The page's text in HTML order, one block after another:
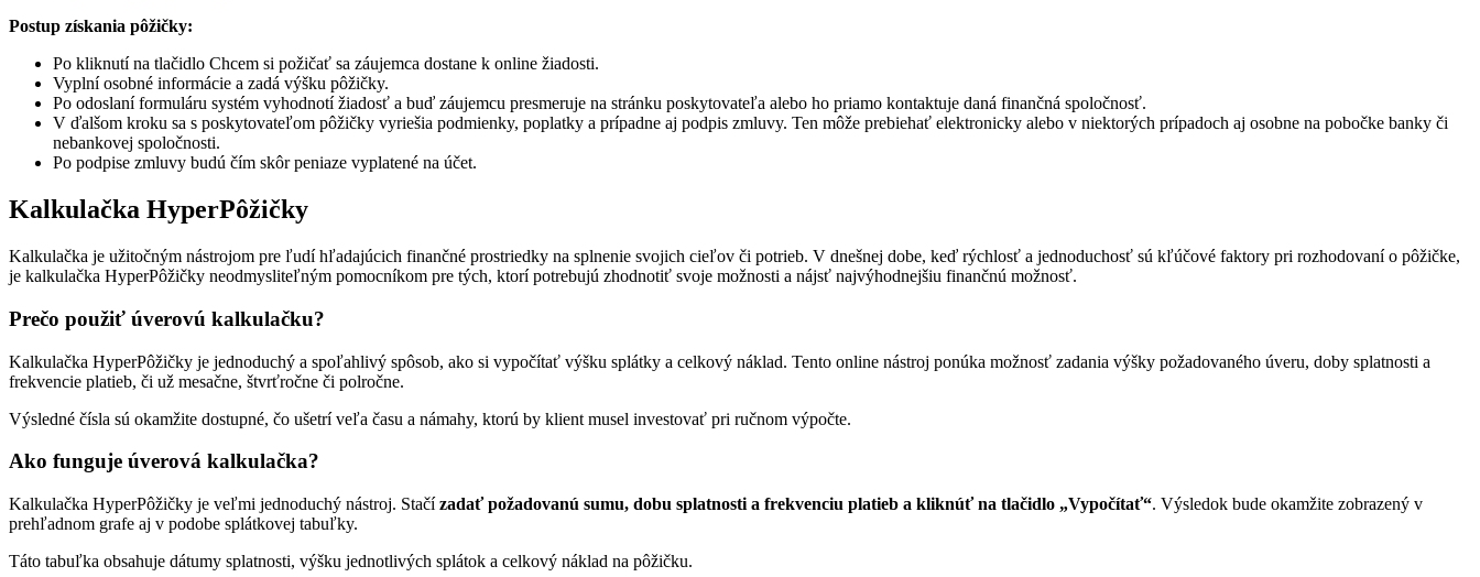
Postup získania pôžičky:
Po kliknutí na tlačidlo Chcem si požičať sa záujemca dostane k online žiadosti.
Vyplní osobné informácie a zadá výšku pôžičky.
Po odoslaní formuláru systém vyhodnotí žiadosť a buď záujemcu presmeruje na stránku poskytovateľa alebo ho priamo kontaktuje daná finančná spoločnosť.
V ďalšom kroku sa s poskytovateľom pôžičky vyriešia podmienky, poplatky a prípadne aj podpis zmluvy. Ten môže prebiehať elektronicky alebo v niektorých prípadoch aj osobne na pobočke banky či
nebankovej spoločnosti.
Po podpise zmluvy budú čím skôr peniaze vyplatené na účet.
Kalkulačka HyperPôžičky
Kalkulačka je užitočným nástrojom pre ľudí hľadajúcich finančné prostriedky na splnenie svojich cieľov či potrieb. V dnešnej dobe, keď rýchlosť a jednoduchosť sú kľúčové faktory pri rozhodovaní o pôžičke,
je kalkulačka HyperPôžičky neodmysliteľným pomocníkom pre tých, ktorí potrebujú zhodnotiť svoje možnosti a nájsť najvýhodnejšiu finančnú možnosť.
Prečo použiť úverovú kalkulačku?
Kalkulačka HyperPôžičky je jednoduchý a spoľahlivý spôsob, ako si vypočítať výšku splátky a celkový náklad. Tento online nástroj ponúka možnosť zadania výšky požadovaného úveru, doby splatnosti a
frekvencie platieb, či už mesačne, štvrťročne či polročne.
Výsledné čísla sú okamžite dostupné, čo ušetrí veľa času a námahy, ktorú by klient musel investovať pri ručnom výpočte.
Ako funguje úverová kalkulačka?
Kalkulačka HyperPôžičky je veľmi jednoduchý nástroj. Stačízadať požadovanú sumu, dobu splatnosti a frekvenciu platieb a kliknúť na tlačidlo „Vypočítať“. Výsledok bude okamžite zobrazený v
prehľadnom grafe aj v podobe splátkovej tabuľky.
Táto tabuľka obsahuje dátumy splatnosti, výšku jednotlivých splátok a celkový náklad na pôžičku.